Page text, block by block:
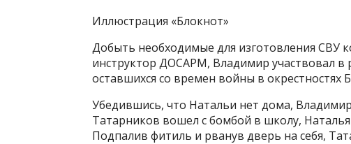
Иллюстрация «Блокнот»
Добыть необходимые для изготовления СВУ
инструктор ДОСАРМ, Владимир участвовал
оставшихся со времен войны в окрестностях
Убедившись, что Натальи нет дома,
Татарников вошел с бомбой в школу,
Подпалив фитиль и рванув дверь на себя,